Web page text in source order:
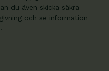
du även skicka säkra
och se information